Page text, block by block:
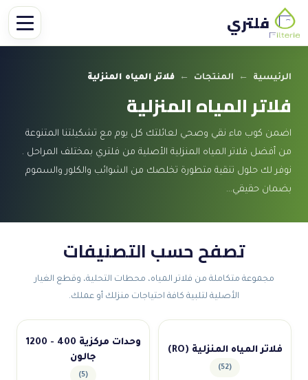
فلتري
الرئيسية ← المنتجات ← فلاتر المياه المنزلية
فلاتر المياه المنزلية
اضمن كوب ماء نقي وصحي لعائلتك كل يوم مع تشكيلتنا المتنوعة
من أفضل فلاتر المياه المنزلية الأصلية من فلتري بمختلف المراحل .
نوفر لك حلول تنقية متطورة تخلصك من الشوائب والكلور والسموم
بضمان حقيقي…
تصفح حسب التصنيفات
مجموعة متكاملة من فلاتر المياه، محطات التحلية، وقطع الغيار
الأصلية لتلبية كافة احتياجات منزلك أو عملك.
فلاتر المياه المنزلية (RO)
(52)
وحدات مركزية 400 - 1200
جالون
(5)